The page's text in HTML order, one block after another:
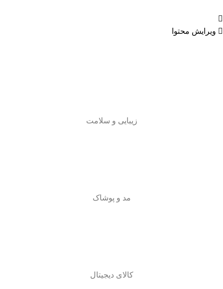
ویرایش محتوا
زیبایی و سلامت
مد و پوشاک
کالای دیجیتال